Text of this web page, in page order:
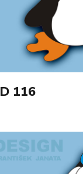
D 116